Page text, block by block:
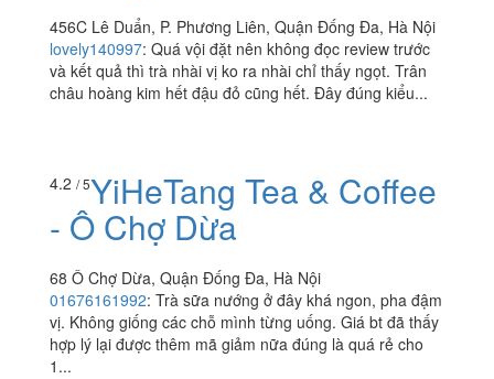
456C Lê Duẩn, P. Phương Liên, Quận Đống Đa, Hà Nội
lovely140997: Quá vội đặt nên không đọc review trước
và kết quả thì trà nhài vị ko ra nhài chỉ thấy ngọt. Trân
châu hoàng kim hết đậu đỏ cũng hết. Đây đúng kiểu...
4.2 / 5YiHeTang Tea & Coffee
- Ô Chợ Dừa
68 Ô Chợ Dừa, Quận Đống Đa, Hà Nội
01676161992: Trà sữa nướng ở đây khá ngon, pha đậm
vị. Không giống các chỗ mình từng uống. Giá bt đã thấy
hợp lý lại được thêm mã giảm nữa đúng là quá rẻ cho
1...